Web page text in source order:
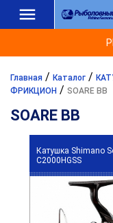
Главная / Каталог /
ФРИКЦИОН / SOARE BB
SOARE BB
Катушка Shimano
C2000HGSS